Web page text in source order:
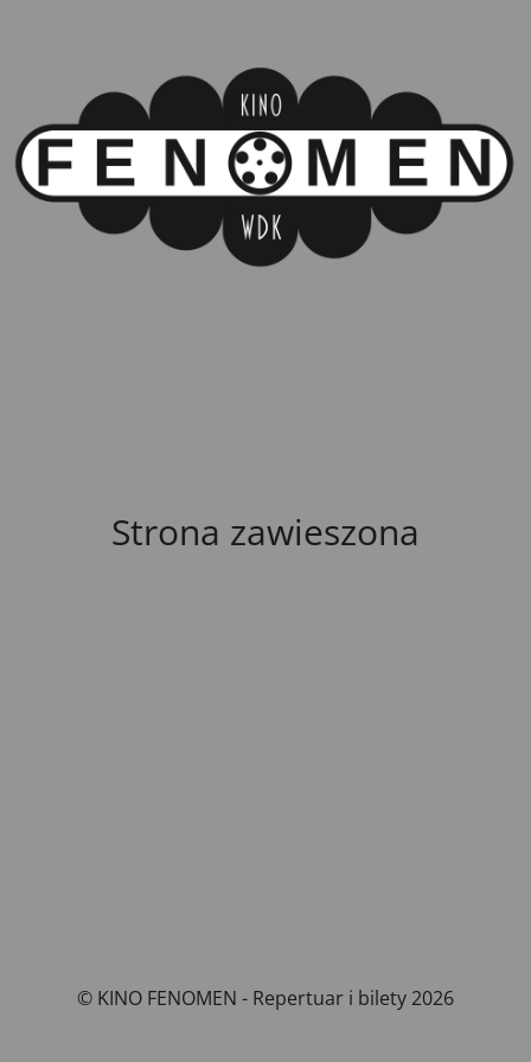
Strona zawieszona
© KINO FENOMEN - Repertuar i bilety 2026